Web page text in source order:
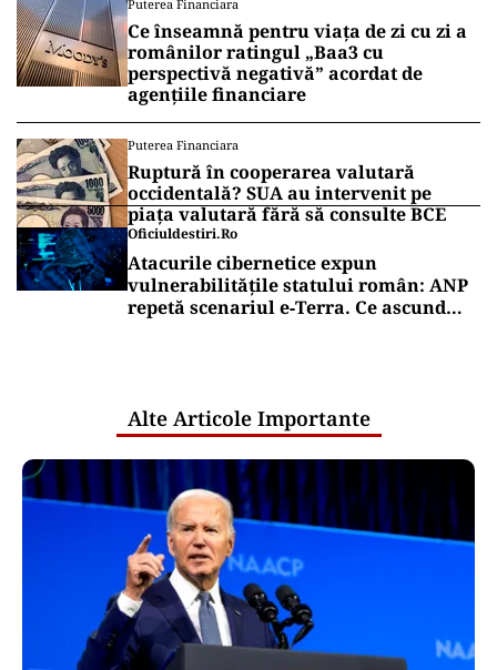
Puterea Financiara
Ce înseamnă pentru viața de zi cu zi a
românilor ratingul „Baa3 cu
perspectivă negativă” acordat de
agențiile financiare
Puterea Financiara
Ruptură în cooperarea valutară
occidentală? SUA au intervenit pe
piața valutară fără să consulte BCE
Oficiuldestiri.ro
Atacurile cibernetice expun
vulnerabilitățile statului român: ANP
repetă scenariul e‑Terra. Ce ascund
Alte Articole Importante